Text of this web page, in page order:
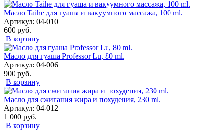
Масло Taihe для гуаша и вакуумного массажа, 100 ml.
Артикул: 04-010
600 руб.
В корзину
Масло для гуаша Professor Lu, 80 ml.
Артикул: 04-006
900 руб.
В корзину
Масло для сжигания жира и похудения, 230 ml.
Артикул: 04-012
1 000 руб.
В корзину